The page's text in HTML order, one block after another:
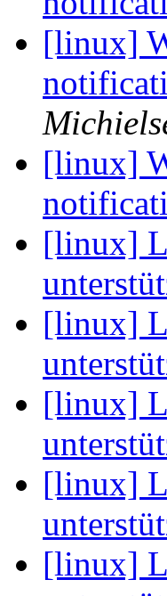
[linux]
[linux]
[linux]
[linux]
[linux]
[linux]
[linux]